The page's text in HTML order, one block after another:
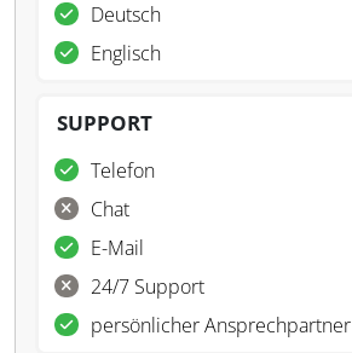
Deutsch
Englisch
SUPPORT
Telefon
Chat
E-Mail
24/7 Support
persönlicher Ansprechpartner